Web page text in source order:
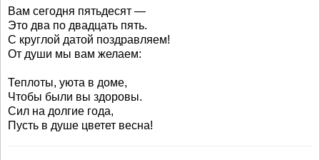
Вам сегодня пятьдесят —
Это два по двадцать пять.
С круглой датой поздравляем!
От души мы вам желаем:
Теплоты, уюта в доме,
Чтобы были вы здоровы.
Сил на долгие года,
Пусть в душе цветет весна!